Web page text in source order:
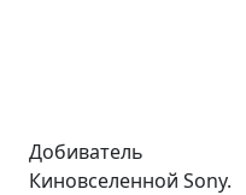
Добиватель
Киновселенной Sony.